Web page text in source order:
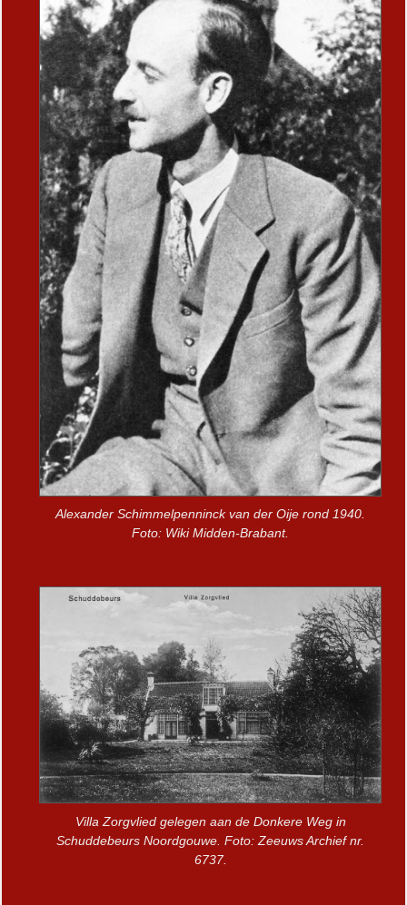
Alexander Schimmelpenninck van der Oije rond 1940.
Foto: Wiki Midden-Brabant.
Villa Zorgvlied gelegen aan de Donkere Weg in
Schuddebeurs Noordgouwe. Foto: Zeeuws Archief nr.
6737.